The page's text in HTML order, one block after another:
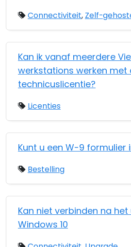
Connectiviteit, Zelf-
Kan ik vanaf meerdere
werkstations werken met
technicuslicentie?
Licenties
Kunt u een W-9 formulier
Bestelling
Kan niet verbinden na
Windows 10